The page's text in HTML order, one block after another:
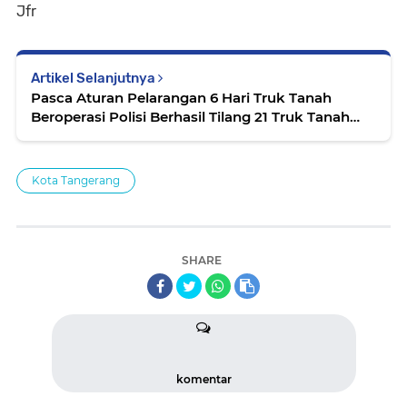
Jfr
Artikel Selanjutnya
Pasca Aturan Pelarangan 6 Hari Truk Tanah
Beroperasi Polisi Berhasil Tilang 21 Truk Tanah
Kota Tangerang
SHARE
komentar